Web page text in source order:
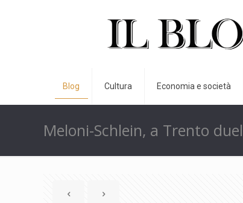
Blog Cultura Economia e società
Meloni-Schlein, a Trento